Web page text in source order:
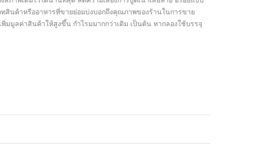
ทสินค้าหรืออาหารที่ขายย่อมบ่งบอกถึงคุณภาพของร้านในการขาย
มูลค่าสินค้าให้สูงขึ้น กำไรมมากกว่าเดิม เป็นต้น หากลองใช้บรรจุ